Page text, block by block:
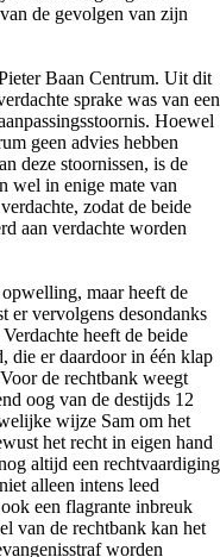
de gevolgen van zijn
Baan Centrum. Uit dit
sprake was van een
Hoewel
geen advies hebben
deze stoornissen, is de
wel in enige mate van
zodat de beide
aan verdachte worden
maar heeft de
er vervolgens desondanks
heeft de beide
die er daardoor in één klap
de rechtbank weegt
oog van de destijds 12
wijze Sam om het
het recht in eigen hand
altijd een rechtvaardiging
alleen intens leed
een flagrante inbreuk
van de rechtbank kan het
worden